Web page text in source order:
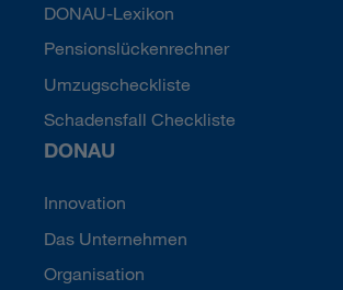
DONAU-Lexikon
Pensionslückenrechner
Umzugscheckliste
Schadensfall Checkliste
DONAU
Innovation
Das Unternehmen
Organisation